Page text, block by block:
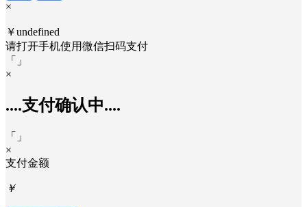
×
￥undefined
请打开手机使用微信扫码支付
「
」
×
....支付确认中....
「
」
×
支付金额
￥